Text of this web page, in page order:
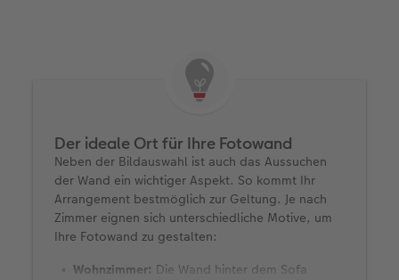
Der ideale Ort für Ihre Fotowand
Neben der Bildauswahl ist auch das Aussuchen
der Wand ein wichtiger Aspekt. So kommt Ihr
Arrangement bestmöglich zur Geltung. Je nach
Zimmer eignen sich unterschiedliche Motive, um
Ihre Fotowand zu gestalten:
Wohnzimmer: Die Wand hinter dem Sofa